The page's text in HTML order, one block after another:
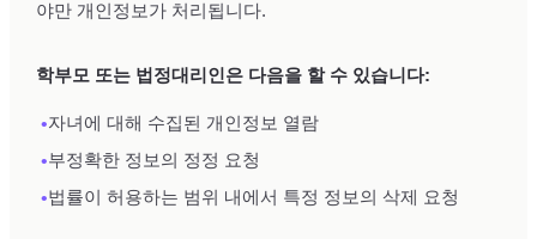
야만 개인정보가 처리됩니다.
학부모 또는 법정대리인은 다음을 할 수 있습니다:
•자녀에 대해 수집된 개인정보 열람
•부정확한 정보의 정정 요청
•법률이 허용하는 범위 내에서 특정 정보의 삭제 요청